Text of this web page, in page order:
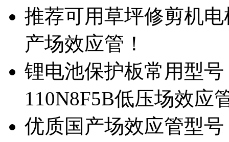
推荐可用草坪修剪机电
产场效应管！
锂电池保护板常用型号
110N8F5B低压场效应
优质国产场效应管型